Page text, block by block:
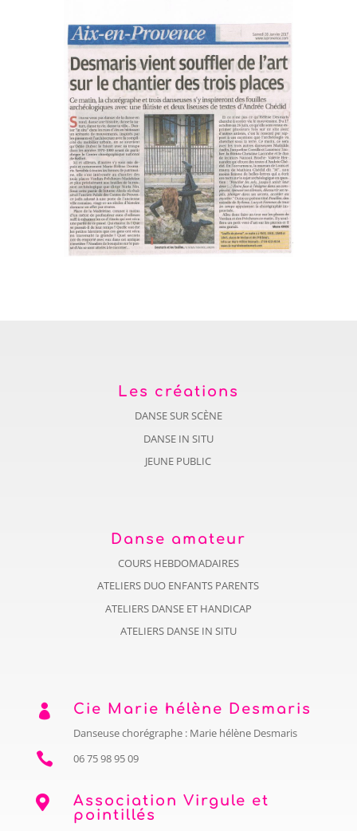
Les créations
DANSE SUR SCÈNE
DANSE IN SITU
JEUNE PUBLIC
Danse amateur
COURS HEBDOMADAIRES
ATELIERS DUO ENFANTS PARENTS
ATELIERS DANSE ET HANDICAP
ATELIERS DANSE IN SITU
 Cie Marie hélène Desmaris
Danseuse chorégraphe : Marie hélène Desmaris
 06 75 98 95 09

Association Virgule et
pointillés